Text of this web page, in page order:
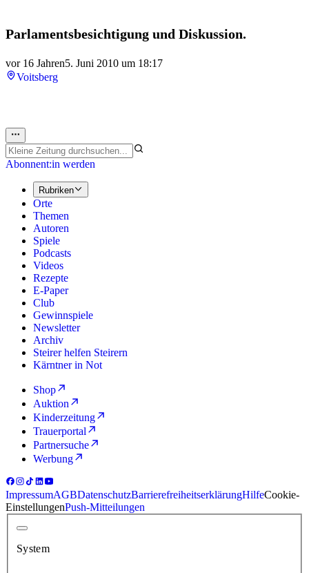
Parlamentsbesichtigung und Diskussion.
vor 16 Jahren5. Juni 2010 um 18:17
Voitsberg
Abonnent:in werden
Rubriken
Orte
Themen
Autoren
Spiele
Podcasts
Videos
Rezepte
E-Paper
Club
Gewinnspiele
Newsletter
Archiv
Steirer helfen Steirern
Kärntner in Not
Shop
Auktion
Kinderzeitung
Trauerportal
Partnersuche
Werbung
ImpressumAGBDatenschutzBarrierefreiheitserklärungHilfeCookie-
EinstellungenPush-Mitteilungen
System